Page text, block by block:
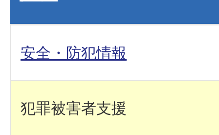
安全・防犯情報
犯罪被害者支援